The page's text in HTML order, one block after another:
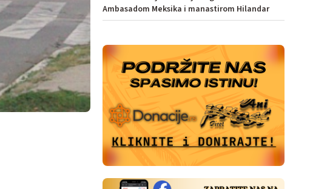
Ambasadom Meksika i manastirom Hilandar